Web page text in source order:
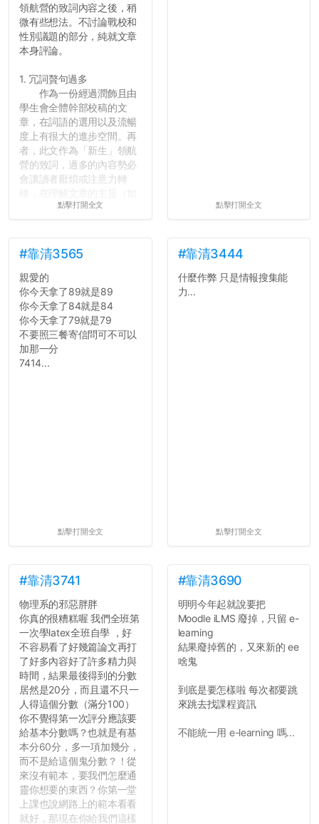
領航營的致詞內容之後，稍
微有些想法。不討論戰校和
性別議題的部分，純就文章
本身評論。
1. 冗詞贅句過多
作為一份經過潤飾且由
學生會全體幹部校稿的文
章，在詞語的選用以及流暢
度上有很大的進步空間。再
者，此文作為「新生」領航
營的致詞，過多的內容勢必
會讓讀者厭煩或注意力轉
果有的話）前就失去興趣。
的聲明一樣正式，但至少在
用字上多加留意。有些語句
用說的可能會引人發笑或多
聽幾句，但寫成文字時只會
讓人感到疲乏。
2. 文章主題不明
在學生會臉書的貼文中
可以看到，全篇文章以連字
點擊打開全文 點擊打開全文
#靠清3565
親愛的
你今天拿了89就是89
你今天拿了84就是84
你今天拿了79就是79
不要照三餐寄信問可不可以
加那一分
7414...
點擊打開全文
#靠清3444
什麼作弊 只是情報搜集能
力...
點擊打開全文
#靠清3741
物理系的邪惡胖胖
你真的很糟糕喔 我們全班第
一次學latex全班自學 ，好
不容易看了好幾篇論文再打
了好多內容好了許多精力與
時間，結果最後得到的分數
居然是20分，而且還不只一
人得這個分數（滿分100）
你不覺得第一次評分應該要
給基本分數嗎？也就是有基
本分60分，多一項加幾分，
而不是給這個鬼分數？！從
來沒有範本，要我們怎麼通
靈你想要的東西？你第一堂
上課也說網路上的範本看看
就好，那現在你給我們這樣
#靠清3690
明明今年起就說要把
Moodle iLMS 廢掉，只留 e-
learning
結果廢掉舊的，又來新的 ee
啥鬼
到底是要怎樣啦 每次都要跳
來跳去找課程資訊
不能統一用 e-learning 嗎...